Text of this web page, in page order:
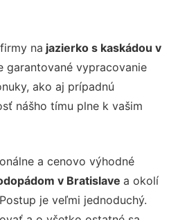
na jazierko s kaskádou v
garantované vypracovanie
ako aj prípadnú
nášho tímu plne k vašim
a cenovo výhodné
v Bratislave a okolí
je veľmi jednoduchý.